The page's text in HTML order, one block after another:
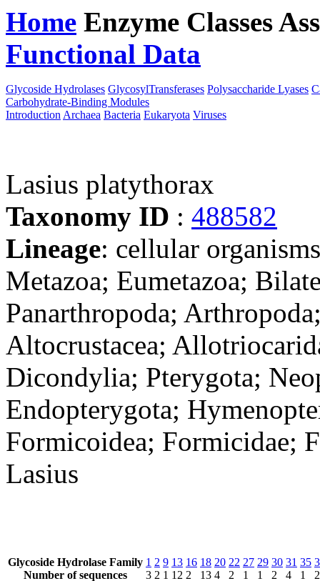
Home Enzyme Classes
Functional Data
Glycoside Hydrolases GlycosylTransferases Polysaccharide Lyases
Carbohydrate-Binding Modules
Introduction Archaea Bacteria Eukaryota Viruses
Lasius platythorax
Taxonomy ID : 488582
Lineage: cellular
Metazoa; Eumetazoa;
Panarthropoda;
Altocrustacea;
Dicondylia; Pterygota;
Endopterygota;
Formicoidea; Formicidae;
Lasius
Glycoside Hydrolase Family
Number of sequences
1
3
2
2
9
1
13
12
16
2
18
13
20
4
22
2
27
1
29
1
30
2
31
4
35
1
2